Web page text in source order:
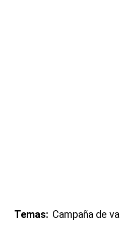
Temas: Campaña de